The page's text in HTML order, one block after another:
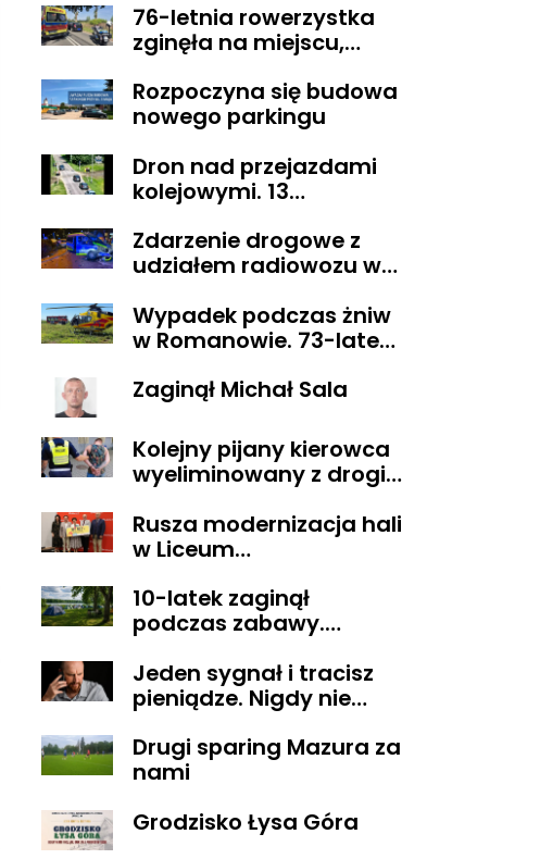
Jasną Górę
76-letnia rowerzystka
zginęła na miejscu,
Brudzenia Dużego
zablokowana
Rozpoczyna się budowa
nowego parkingu
Dron nad przejazdami
kolejowymi. 13
podczas działań
„Bezpieczny przejazd
Zdarzenie drogowe z
udziałem radiowozu w
Wypadek podczas żniw
w Romanowie. 73-latek
Zaginął Michał Sala
Kolejny pijany kierowca
wyeliminowany z drogi.
alkoholu
Rusza modernizacja hali
w Liceum
T. Kościuszki w
Gostyninie
10-latek zaginął
podczas zabawy.
szczęśliwie
Jeden sygnał i tracisz
pieniądze. Nigdy nie
numery
Drugi sparing Mazura za
nami
Grodzisko Łysa Góra